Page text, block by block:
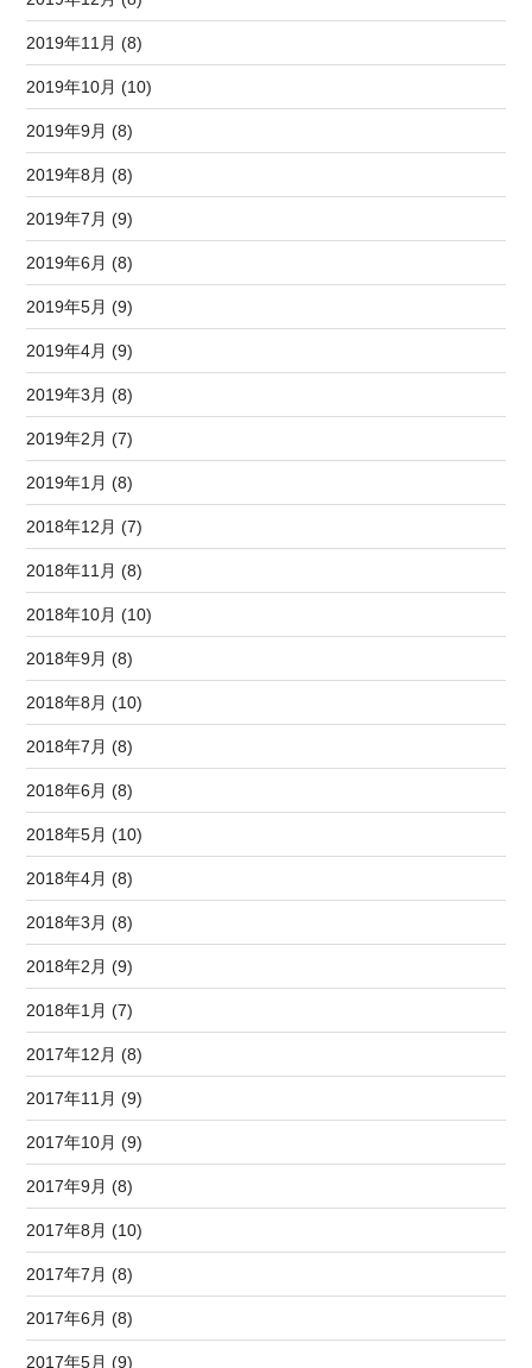
2019年11月 (8)
2019年10月 (10)
2019年9月 (8)
2019年8月 (8)
2019年7月 (9)
2019年6月 (8)
2019年5月 (9)
2019年4月 (9)
2019年3月 (8)
2019年2月 (7)
2019年1月 (8)
2018年12月 (7)
2018年11月 (8)
2018年10月 (10)
2018年9月 (8)
2018年8月 (10)
2018年7月 (8)
2018年6月 (8)
2018年5月 (10)
2018年4月 (8)
2018年3月 (8)
2018年2月 (9)
2018年1月 (7)
2017年12月 (8)
2017年11月 (9)
2017年10月 (9)
2017年9月 (8)
2017年8月 (10)
2017年7月 (8)
2017年6月 (8)
2017年5月 (9)